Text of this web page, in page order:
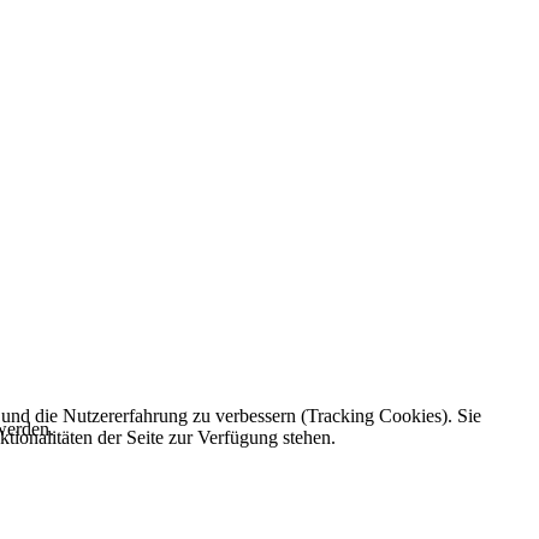
die Nutzererfahrung zu verbessern (Tracking Cookies). Sie
der Seite zur Verfügung stehen.